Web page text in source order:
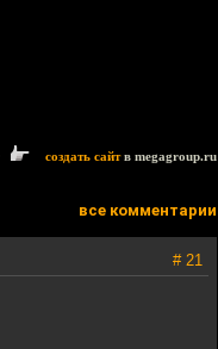
создать сайтв megagroup.ru
все комментарии
# 21